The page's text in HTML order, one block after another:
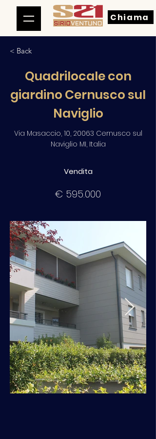
Chiama
< Back
Quadrilocale con
giardino Cernusco sul
Naviglio
Via Masaccio, 10, 20063 Cernusco sul
Naviglio MI, Italia
Vendita
€ 595.000